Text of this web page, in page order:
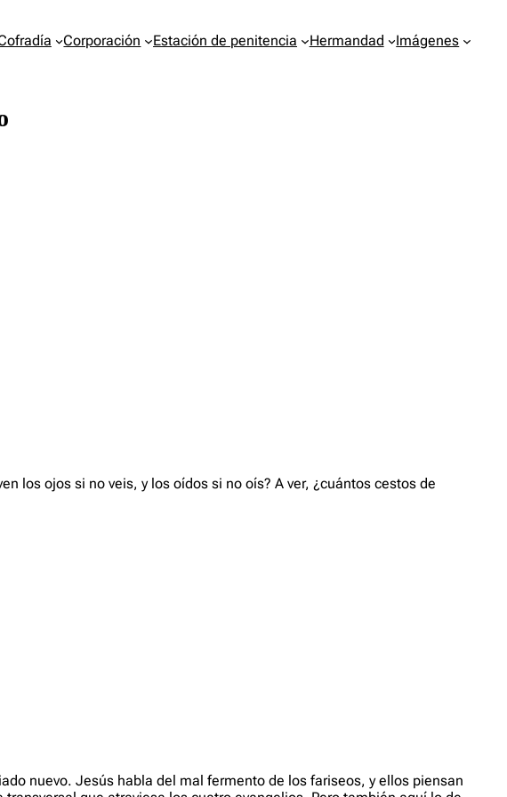
Corporación Estación de penitencia Hermandad Imágenes
los ojos si no veis, y los oídos si no oís? A ver, ¿cuántos cestos de
nuevo. Jesús habla del mal fermento de los fariseos, y ellos piensan